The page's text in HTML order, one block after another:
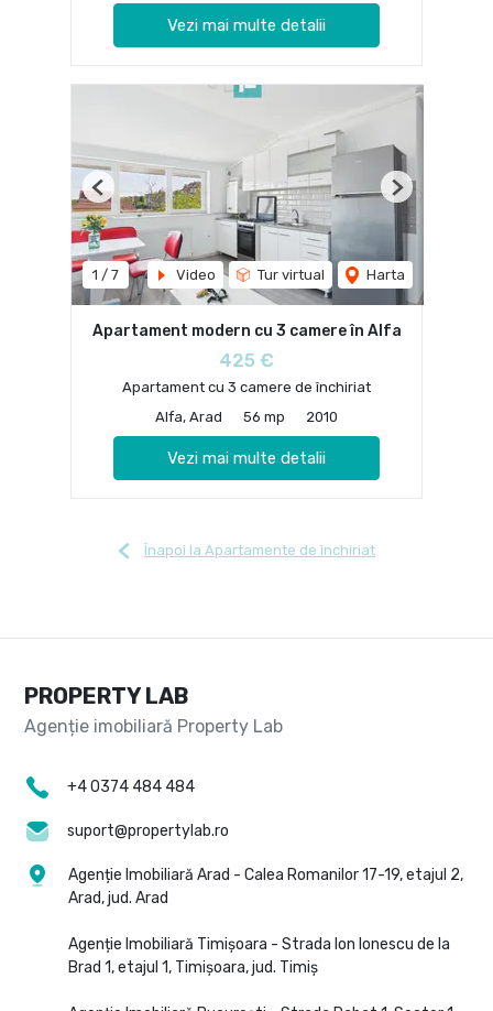
Vezi mai multe detalii
1 / 7 Video Tur virtual Harta
Previous Next
Apartament modern cu 3 camere în Alfa
425 €
Apartament cu 3 camere de închiriat
Alfa, Arad
56 mp 2010
Vezi mai multe detalii
Înapoi la Apartamente de închiriat
PROPERTY LAB
+4 0374 484 484
suport@propertylab.ro
Agenție Imobiliară Arad - Calea Romanilor 17-19, etajul 2,
Arad, jud. Arad
Agenție Imobiliară Timișoara - Strada Ion Ionescu de la
Brad 1, etajul 1, Timișoara, jud. Timiș